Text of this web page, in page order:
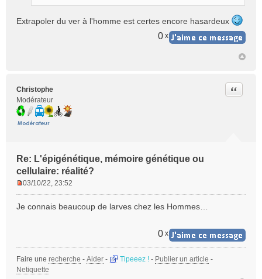
Extrapoler du ver à l'homme est certes encore hasardeux
0 x
Christophe
Modérateur
Re: L'épigénétique, mémoire génétique ou
cellulaire: réalité?
Citer
s
o
03/10/22, 23:52
Je connais beaucoup de larves chez les Hommes…
0 x
Faire une recherche - Aider - Tipeeez ! - Publier un article -
Netiquette